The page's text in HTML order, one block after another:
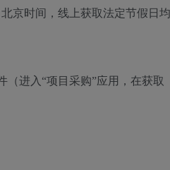
北京时间，线上获取法定节假日均
（进入“项目采购”应用，在获取